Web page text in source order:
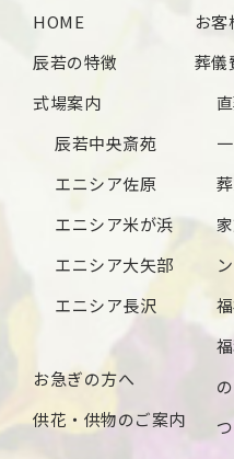
HOME
辰若の特徴
式場案内
辰若中央斎苑
エニシア佐原
エニシア米が浜
エニシア大矢部
エニシア長沢
お急ぎの方へ
供花・供物のご案内
お客
葬儀
ン